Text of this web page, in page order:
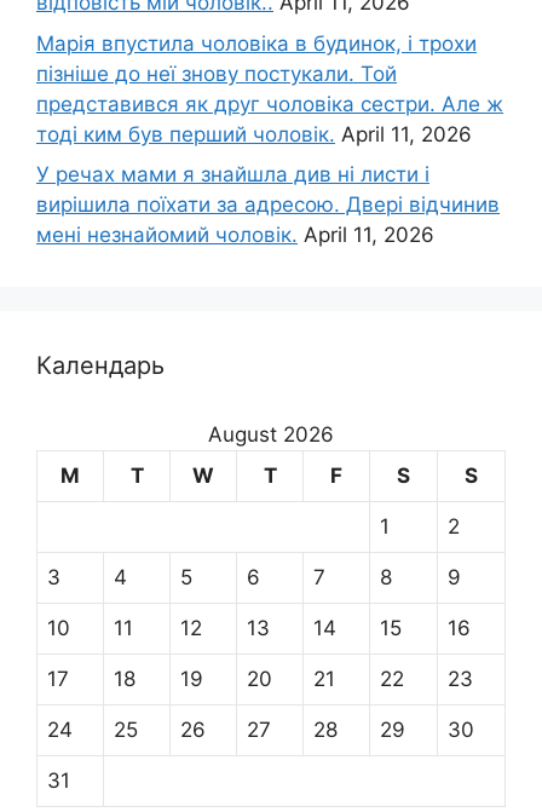
Марія впустила чоловіка в будинок, і трохи
пізніше до неї знову постукали. Той
представився як друг чоловіка сестри. Але ж
тоді ким був перший чоловік. April 11, 2026
У речах мами я знайшла див ні листи і
вирішила поїхати за адресою. Двері відчинив
мені незнайомий чоловік. April 11, 2026
Календарь
August 2026
M
T W T F S S
1 2
3 4 5 6 7 8 9
10 11 12 13 14 15 16
17 18 19 20 21 22 23
24 25 26 27 28 29 30
31